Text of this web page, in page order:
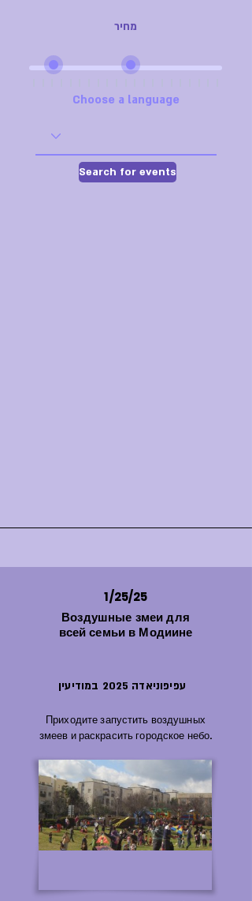
מחיר
Choose a language
Search for events
1/25/25
Воздушные змеи для
всей семьи в Модиине
עפיפוניאדה 2025 במודיעין
Приходите запустить воздушных
змеев и раскрасить городское небо.